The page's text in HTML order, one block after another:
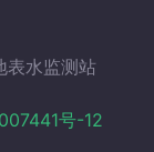
表水监测站
号-12